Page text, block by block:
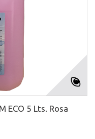
ECO 5 Lts. Rosa